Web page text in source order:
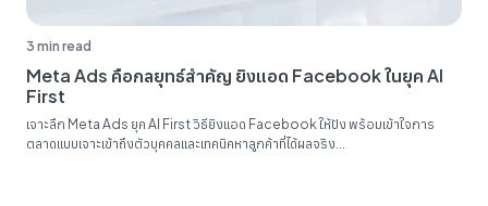
3 min read
Meta Ads คือกลยุทธ์สำคัญ ยิงแอด Facebook ในยุค AI
First
เจาะลึก Meta Ads ยุค AI First วิธียิงแอด Facebook ให้ปัง พร้อมเข้าใจการ
ตลาดแบบเจาะเข้าถึงตัวบุคคลและเทคนิคหาลูกค้าที่ได้ผลจริง...